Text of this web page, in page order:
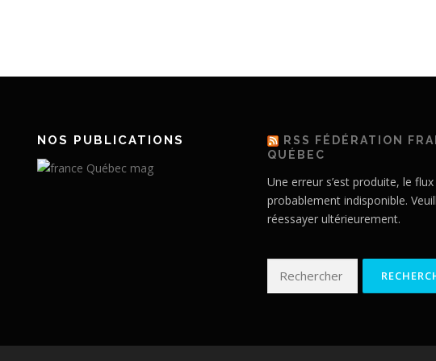
NOS PUBLICATIONS
RSS FÉDÉRATION
QUÉBEC
Une erreur s’est produite, le
probablement indisponible.
réessayer ultérieurement.